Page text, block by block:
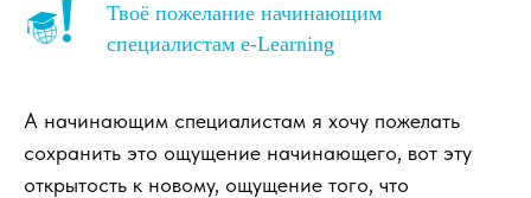
Твоё пожелание начинающим
специалистам e-Learning
А начинающим специалистам я хочу пожелать
сохранить это ощущение начинающего, вот эту
открытость к новому, ощущение того, что